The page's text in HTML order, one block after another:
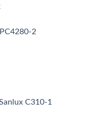
2
C310-1